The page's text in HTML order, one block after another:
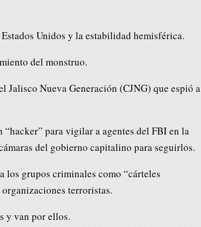
Unidos y la estabilidad hemisférica.
del monstruo.
Jalisco Nueva Generación (CJNG) que espió a
para vigilar a agentes del FBI en la
del gobierno capitalino para seguirlos.
los grupos criminales como “cárteles
terroristas.
y van por ellos.